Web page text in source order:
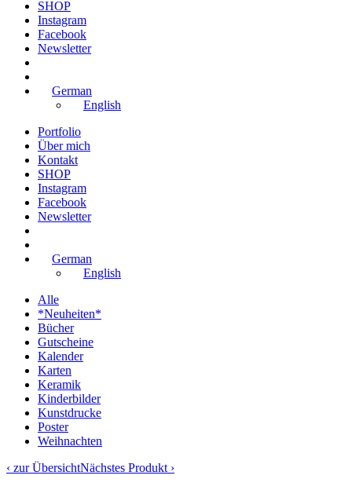
SHOP
Instagram
Facebook
Newsletter
German
English
Portfolio
Über mich
Kontakt
SHOP
Instagram
Facebook
Newsletter
German
English
Alle
*Neuheiten*
Bücher
Gutscheine
Kalender
Karten
Keramik
Kinderbilder
Kunstdrucke
Poster
Weihnachten
‹ zur ÜbersichtNächstes Produkt ›